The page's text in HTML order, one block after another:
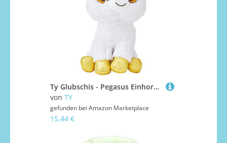
Ty Glubschis - Pegasus Einhorn, weiß/gold - Beanie Boos - 24 cm
von TY
gefunden bei Amazon Marketplace
15,44 €